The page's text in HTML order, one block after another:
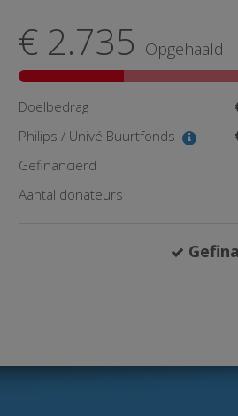
€ 2.735 Opgehaald
Doelbedrag
Philips / Univé Buurtfonds
Gefinancierd
Aantal donateurs